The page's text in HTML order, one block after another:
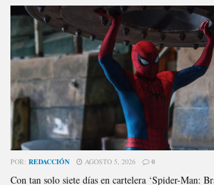
POR: REDACCIÓN AGOSTO 5, 2026 0
Con tan solo siete días en cartelera ‘Spider-Man: